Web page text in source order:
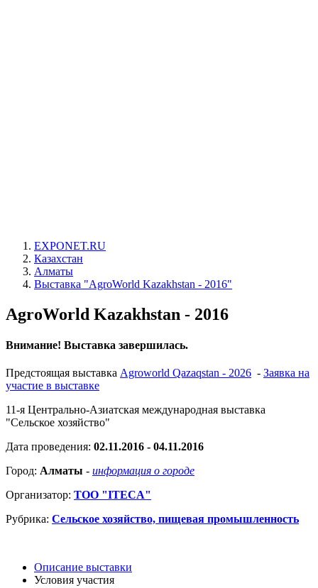
EXPONET.RU
Казахстан
Алматы
Выставка "AgroWorld Kazakhstan - 2016"
AgroWorld Kazakhstan - 2016
Внимание! Выставка завершилась.
Предстоящая выставка Agroworld Qazaqstan - 2026 - Заявка на
участие в выставке
11-я Центрально-Азиатская международная выставка
"Сельское хозяйство"
Дата проведения: 02.11.2016 - 04.11.2016
Город: Алматы - информация о городе
Организатор: ТОО "ITECA"
Рубрика: Сельское хозяйство, пищевая промышленность
Описание выставки
Условия участия